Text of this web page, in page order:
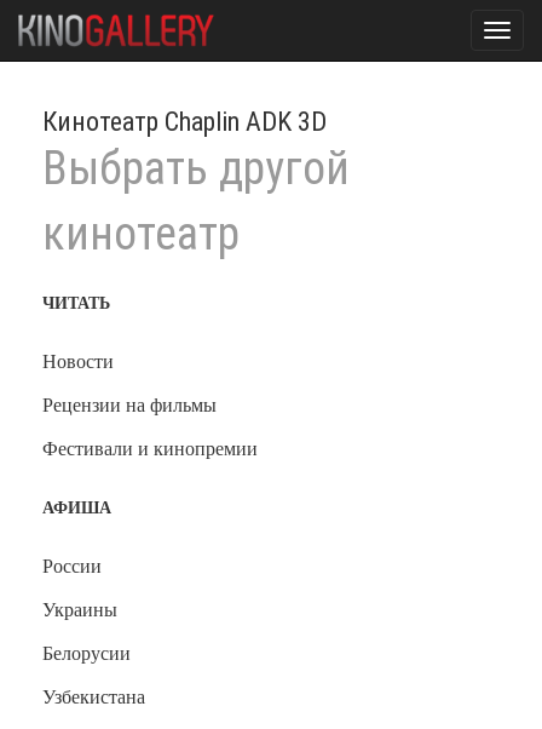
Кинотеатр Chaplin ADK 3D
Выбрать другой
кинотеатр
ЧИТАТЬ
Новости
Рецензии на фильмы
Фестивали и кинопремии
АФИША
России
Украины
Белорусии
Узбекистана